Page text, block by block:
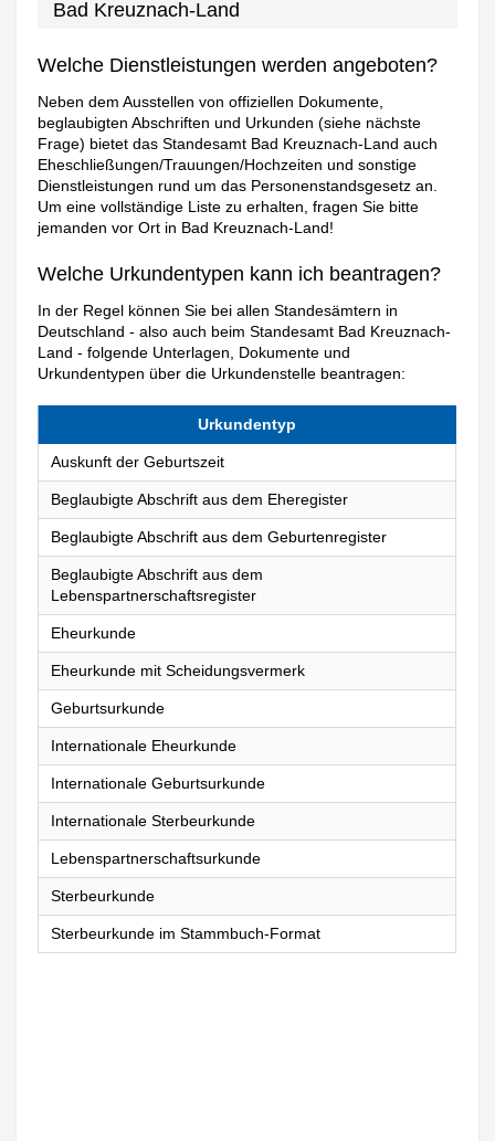
Bad Kreuznach-Land
Welche Dienstleistungen werden angeboten?
Neben dem Ausstellen von offiziellen Dokumente,
beglaubigten Abschriften und Urkunden (siehe nächste
Frage) bietet das Standesamt Bad Kreuznach-Land auch
Eheschließungen/Trauungen/Hochzeiten und sonstige
Dienstleistungen rund um das Personenstandsgesetz an.
Um eine vollständige Liste zu erhalten, fragen Sie bitte
jemanden vor Ort in Bad Kreuznach-Land!
Welche Urkundentypen kann ich beantragen?
In der Regel können Sie bei allen Standesämtern in
Deutschland - also auch beim Standesamt Bad Kreuznach-
Land - folgende Unterlagen, Dokumente und
Urkundentypen über die Urkundenstelle beantragen:
Urkundentyp
Auskunft der Geburtszeit
Beglaubigte Abschrift aus dem Eheregister
Beglaubigte Abschrift aus dem Geburtenregister
Beglaubigte Abschrift aus dem
Lebenspartnerschaftsregister
Eheurkunde
Eheurkunde mit Scheidungsvermerk
Geburtsurkunde
Internationale Eheurkunde
Internationale Geburtsurkunde
Internationale Sterbeurkunde
Lebenspartnerschaftsurkunde
Sterbeurkunde
Sterbeurkunde im Stammbuch-Format